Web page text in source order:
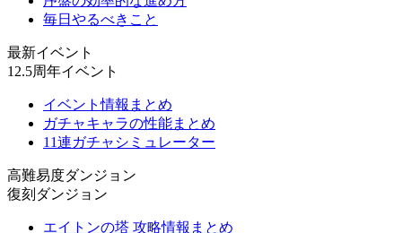
毎日やるべきこと
最新イベント
12.5周年イベント
イベント情報まとめ
ガチャキャラの性能まとめ
11連ガチャシミュレーター
高難易度ダンジョン
復刻ダンジョン
エイトンの塔 攻略情報まとめ